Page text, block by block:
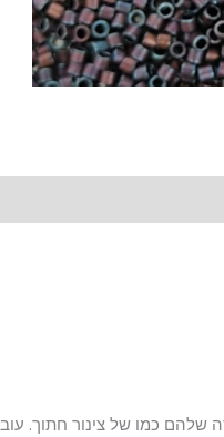
שלהם כמו של צינור חתוך.